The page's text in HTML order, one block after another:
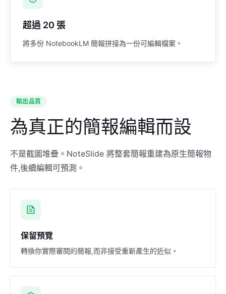
超過 20 張
將多份 NotebookLM 簡報拼接為一份可編輯檔案。
輸出品質
為真正的簡報編輯而設
不是截圖堆疊。NoteSlide 將整套簡報重建為原生簡報物
件,後續編輯可預測。
保留預覽
轉換你實際審閱的簡報,而非接受重新產生的近似。